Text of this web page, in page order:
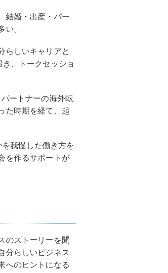
結婚・出産・パー
。
らしいキャリアと
、トークセッショ
ートナーの海外転
た時期を経て、起
我慢した働き方を
を作るサポートが
のストーリーを聞
分らしいビジネス
へのヒントになる